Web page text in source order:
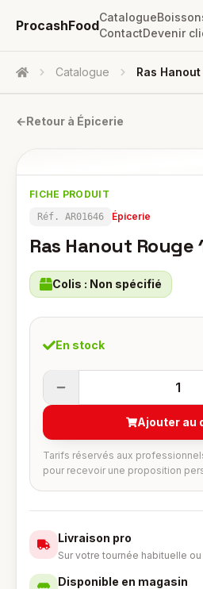
ProcashFood
Catalogue
ContactDevenir
Accueil Catalogue
←Retour à Épicerie
FICHE PRODUIT
Réf. AR01646 Épicerie
Ras Hanout Rouge
Colis : Non spécifié
En stock
1
Ajouter au
Tarifs réservés aux
pour recevoir une proposition
Livraison pro
Sur votre tournée habituelle
Disponible en magasin